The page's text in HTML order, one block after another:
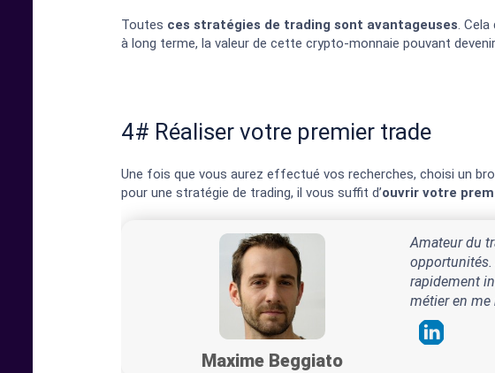
Toutes ces stratégies de trading sont avantageuses. Cela
à long terme, la valeur de cette crypto-monnaie pouvant
4# Réaliser votre premier trade
Une fois que vous aurez effectué vos recherches, choisi un
pour une stratégie de trading, il vous suffit d’ouvrir votre
Maxime Beggiato
Amateur du
opportunités.
rapidement
métier en me